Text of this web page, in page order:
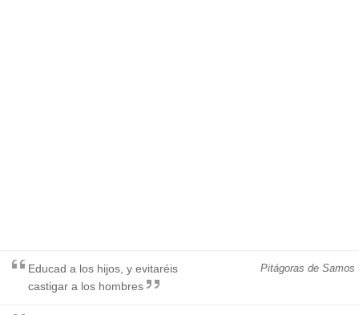
Pitágoras de Samos
Educad a los hijos, y evitaréis
castigar a los hombres